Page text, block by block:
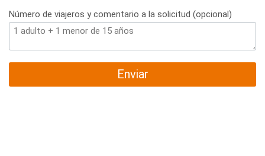
Número de viajeros y comentario a la solicitud (opcional)
Enviar